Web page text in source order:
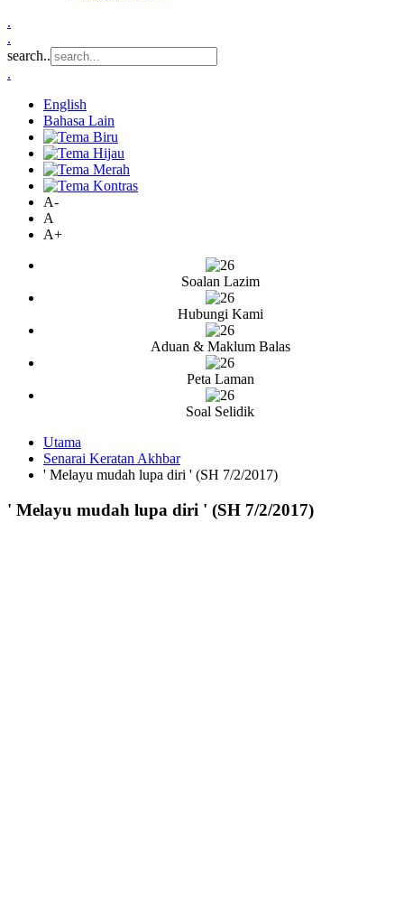
.
.
search..
.
English
Bahasa Lain
A-
A
A+
Soalan Lazim
Hubungi Kami
Aduan & Maklum Balas
Peta Laman
Soal Selidik
Utama
Senarai Keratan Akhbar
' Melayu mudah lupa diri ' (SH 7/2/2017)
' Melayu mudah lupa diri ' (SH 7/2/2017)